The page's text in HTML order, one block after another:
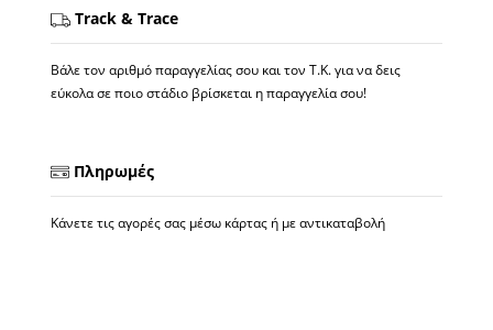
Track & Trace
Βάλε τον αριθμό παραγγελίας σου και τον Τ.Κ. για να δεις
εύκολα σε ποιο στάδιο βρίσκεται η παραγγελία σου!
Πληρωμές
Κάνετε τις αγορές σας μέσω κάρτας ή με αντικαταβολή